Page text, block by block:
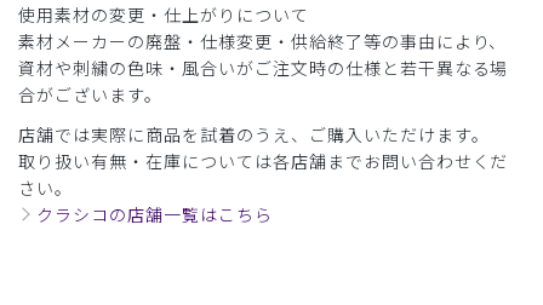
使用素材の変更・仕上がりについて
素材メーカーの廃盤・仕様変更・供給終了等の事由により、
資材や刺繍の色味・風合いがご注文時の仕様と若干異なる場
合がございます。
店舗では実際に商品を試着のうえ、ご購入いただけます。
取り扱い有無・在庫については各店舗までお問い合わせくだ
さい。
クラシコの店舗一覧はこちら